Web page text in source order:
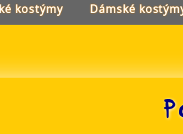
kostýmy Dámské